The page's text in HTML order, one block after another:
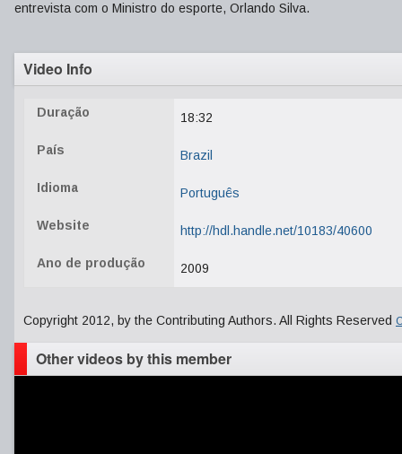
entrevista com o Ministro do esporte, Orlando Silva.
Video Info
Duração 18:32
País Brazil
Idioma Português
Website http://hdl.handle.net/10183/40600
Ano de produção 2009
Copyright 2012, by the Contributing Authors. All Rights Reserved
Other videos by this member